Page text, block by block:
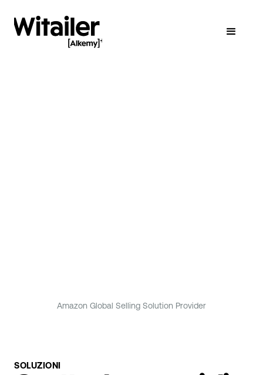
Amazon Global Selling Solution Provider
SOLUZIONI